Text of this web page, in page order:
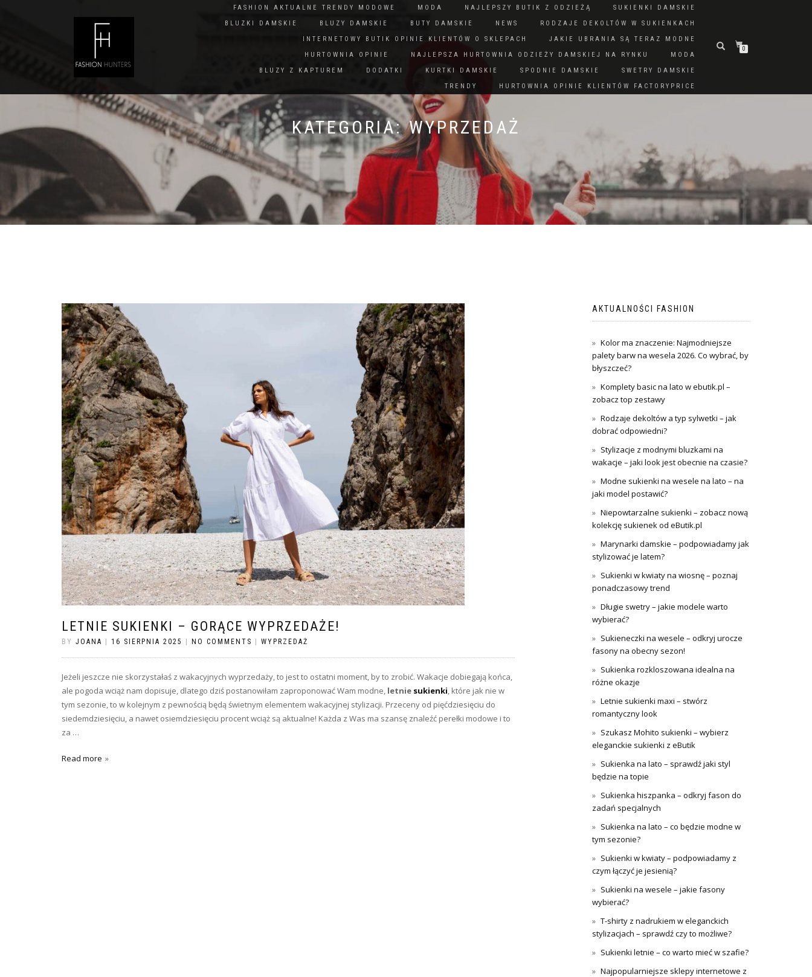
FASHION AKTUALNE TRENDY MODOWE MODA NAJLEPSZY BUTIK Z ODZIEŻĄ
SUKIENKI DAMSKIE
BLUZKI DAMSKIE
BLUZY DAMSKIE BUTY DAMSKIE NEWS
RODZAJE DEKOLTÓW W SUKIENKACH
INTERNETOWY BUTIK OPINIE KLIENTÓW O SKLEPACH
JAKIE UBRANIA SĄ TERAZ MODNE
HURTOWNIA OPINIE
NAJLEPSZA HURTOWNIA ODZIEŻY DAMSKIEJ NA RYNKU
MODA
BLUZY Z KAPTUREM
DODATKI KURTKI DAMSKIE SPODNIE DAMSKIE
SWETRY DAMSKIE
TRENDY
HURTOWNIA OPINIE KLIENTÓW FACTORYPRICE
0
KATEGORIA:WYPRZEDAŻ
LETNIE SUKIENKI – GORĄCE WYPRZEDAŻE!
BY JOANA 16 SIERPNIA 2025 NO COMMENTS WYPRZEDAŻ
Jeżeli jeszcze nie skorzystałaś z wakacyjnych wyprzedaży, to jest to ostatni moment, by to zrobić. Wakacje dobiegają końca,
ale pogoda wciąż nam dopisuje, dlatego dziś postanowiłam zaproponować Wam modne, letnie sukienki, które jak nie w
tym sezonie, to w kolejnym z pewnością będą świetnym elementem wakacyjnej stylizacji. Przeceny od pięćdziesięciu do
siedemdziesięciu, a nawet osiemdziesięciu procent wciąż są aktualne! Każda z Was ma szansę znaleźć perełki modowe i to
za …
Read more
AKTUALNOŚCI FASHION
Kolor ma znaczenie: Najmodniejsze
palety barw na wesela 2026. Co wybrać, by
błyszczeć?
Komplety basic na lato w ebutik.pl –
zobacz top zestawy
Rodzaje dekoltów a typ sylwetki – jak
dobrać odpowiedni?
Stylizacje z modnymi bluzkami na
wakacje – jaki look jest obecnie na czasie?
Modne sukienki na wesele na lato – na
jaki model postawić?
Niepowtarzalne sukienki – zobacz nową
kolekcję sukienek od eButik.pl
Marynarki damskie – podpowiadamy jak
stylizować je latem?
Sukienki w kwiaty na wiosnę – poznaj
ponadczasowy trend
Długie swetry – jakie modele warto
wybierać?
Sukieneczki na wesele – odkryj urocze
fasony na obecny sezon!
Sukienka rozkloszowana idealna na
różne okazje
Letnie sukienki maxi – stwórz
romantyczny look
Szukasz Mohito sukienki – wybierz
eleganckie sukienki z eButik
Sukienka na lato – sprawdź jaki styl
będzie na topie
Sukienka hiszpanka – odkryj fason do
zadań specjalnych
Sukienka na lato – co będzie modne w
tym sezonie?
Sukienki w kwiaty – podpowiadamy z
czym łączyć je jesienią?
Sukienki na wesele – jakie fasony
wybierać?
T-shirty z nadrukiem w eleganckich
stylizacjach – sprawdź czy to możliwe?
Sukienki letnie – co warto mieć w szafie?
Najpopularniejsze sklepy internetowe z